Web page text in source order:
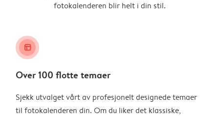
fotokalenderen blir helt i din stil.
layout_alt
Over 100 flotte temaer
Sjekk utvalget vårt av profesjonelt designede temaer
til fotokalenderen din. Om du liker det klassiske,